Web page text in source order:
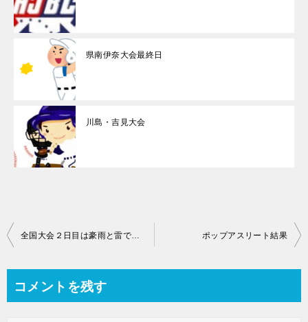
県南伊奈大会最終日
川島・吉見大会
投
ビ
全国大会２日目は豪雨と雷で継続試合 ポップアスリート結果
コメントを残す